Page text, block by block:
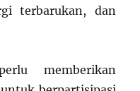
terbarukan, dan
memberikan